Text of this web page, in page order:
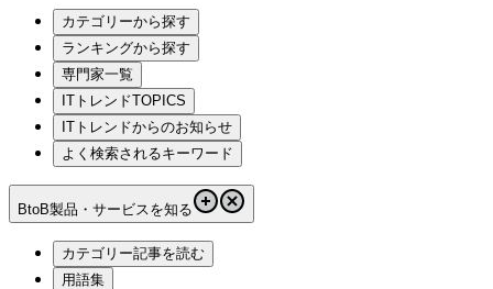
カテゴリーから探す
ランキングから探す
専門家一覧
ITトレンドTOPICS
ITトレンドからのお知らせ
よく検索されるキーワード
BtoB製品・サービスを知る
カテゴリー記事を読む
用語集